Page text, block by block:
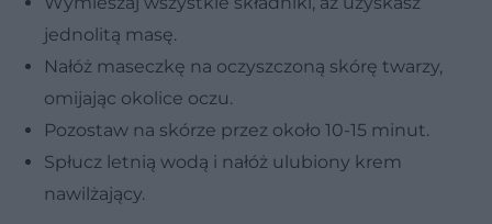
jednolitą masę.
Nałóż maseczkę na oczyszczoną skórę twarzy,
omijając okolice oczu.
Pozostaw na skórze przez około 10-15 minut.
Spłucz letnią wodą i nałóż ulubiony krem
nawilżający.